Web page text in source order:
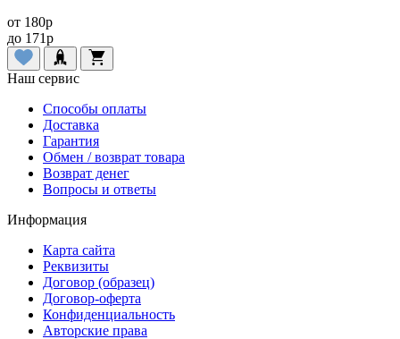
от 180p
до 171p
Наш сервис
Способы оплаты
Доставка
Гарантия
Обмен / возврат товара
Возврат денег
Вопросы и ответы
Информация
Карта сайта
Реквизиты
Договор (образец)
Договор-оферта
Конфиденциальность
Авторские права